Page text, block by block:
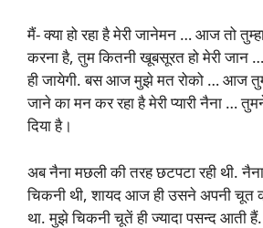
मैं- क्या हो रहा है मेरी जानेमन … आज तो
करना है, तुम कितनी खूबसूरत हो मेरी
ही जायेगी. बस आज मुझे मत रोको … आज
जाने का मन कर रहा है मेरी प्यारी नैना …
दिया है।
अब नैना मछली की तरह छटपटा रही थी.
चिकनी थी, शायद आज ही उसने अपनी चूत
था. मुझे चिकनी चूतें ही ज्यादा पसन्द आती हैं.